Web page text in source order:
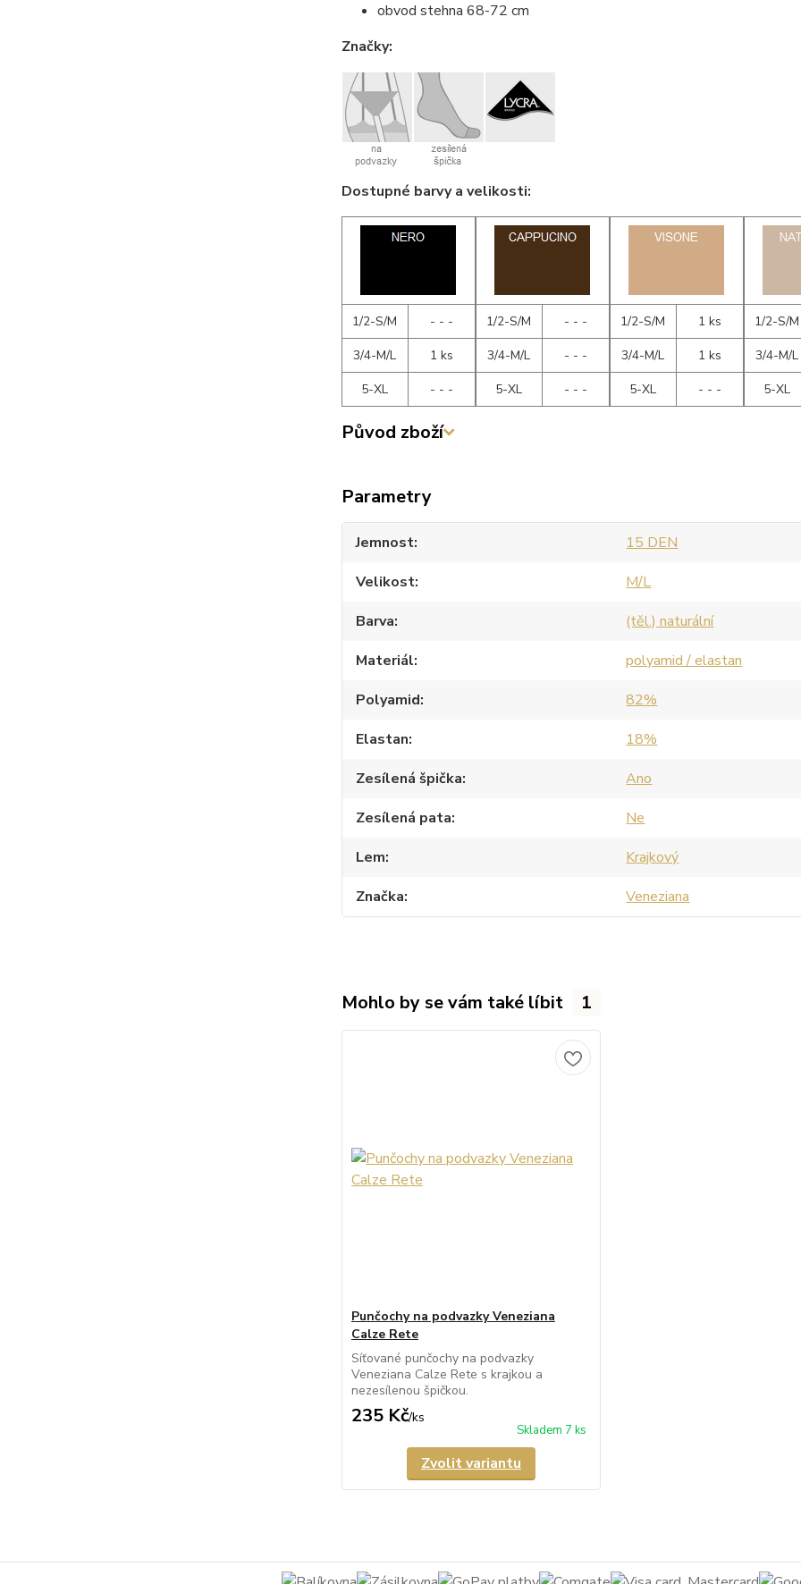
obvod stehna 68-72 cm
Značky:
Dostupné barvy a velikosti:
1/2-S/M
- - -
3/4-M/L
1 ks
5-XL
- - -
1/2-S/M
- - -
3/4-M/L
- - -
5-XL
- - -
1/2-S/M
1 ks
3/4-M/L
1 ks
5-XL
- - -
1/2-S/M
3/4-M/L
5-XL
Původ zboží
Parametry
Jemnost
15 DEN
Velikost
M/L
Barva
(těl.) naturální
Materiál
polyamid / elastan
Polyamid
82%
Elastan
18%
Zesílená špička
Ano
Zesílená pata
Ne
Lem
Krajkový
Značka
Veneziana
Mohlo by se vám také líbit 1
Punčochy na podvazky Veneziana
Calze Rete
Síťované punčochy na podvazky
Veneziana Calze Rete s krajkou a
nezesílenou špičkou.
235 Kč/ks
Skladem 7 ks
Zvolit variantu